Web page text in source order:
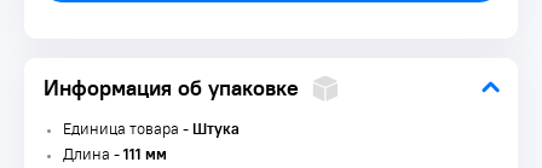
Информация об упаковке
Единица товара -Штука
Длина -111 мм